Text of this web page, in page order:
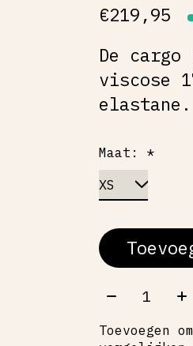
€219,95
De cargo
viscose
elastane.
Maat: *
Aantal:
Toevoegen